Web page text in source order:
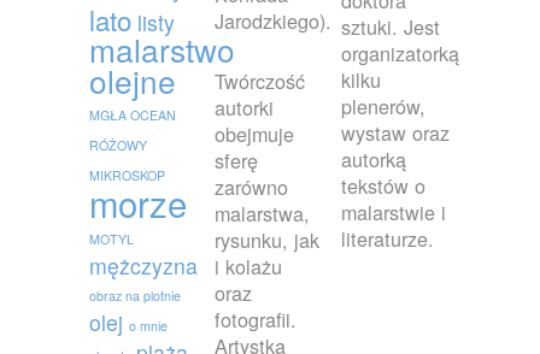
lato listy
malarstwo
olejne
MGŁA OCEAN
RÓŻOWY
MIKROSKOP
morze
MOTYL
mężczyzna
obraz na plotnie
olej o mnie
Jarodzkiego).
Twórczość
autorki
obejmuje
sferę
zarówno
malarstwa,
rysunku, jak
i kolażu
oraz
fotografii.
Artystka
sztuki. Jest
organizatorką
kilku
plenerów,
wystaw oraz
autorką
tekstów o
malarstwie i
literaturze.